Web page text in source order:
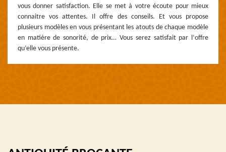
vous donner satisfaction. Elle se met à votre écoute pour mieux
connaitre vos attentes. Il offre des conseils. Et vous propose
plusieurs modèles en vous présentant les atouts de chaque modèle
en matière de sonorité, de prix… Vous serez satisfait par l‘offre
qu’elle vous présente.